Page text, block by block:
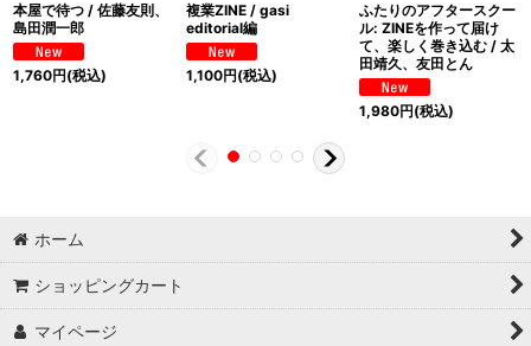
本屋で待つ / 佐藤友則、
島田潤一郎
1,760円(税込)
複業ZINE / gasi
editorial編
1,100円(税込)
ふたりのアフタースクー
ル: ZINEを作って届け
て、楽しく巻き込む / 太
田靖久、友田とん
1,980円(税込)
ホーム
ショッピングカート
マイページ